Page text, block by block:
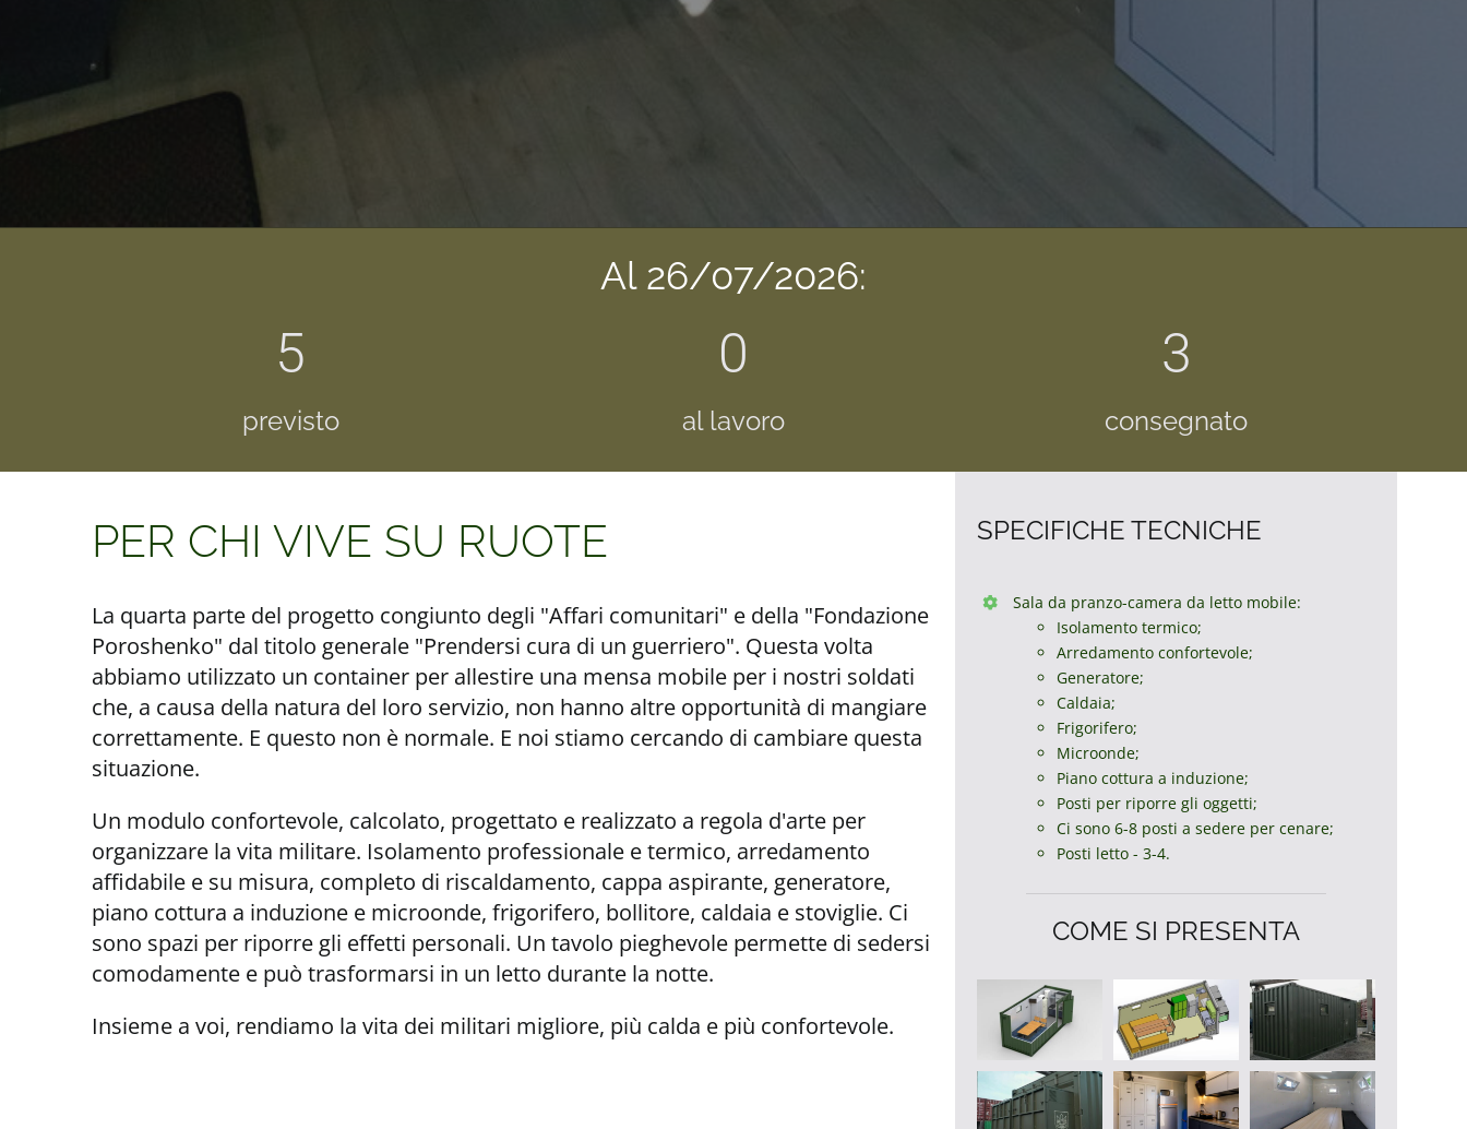
Al 26/07/2026:
5
previsto
0
al lavoro
3
consegnato
PER CHI VIVE SU RUOTE
La quarta parte del progetto congiunto degli "Affari comunitari" e della "Fondazione
Poroshenko" dal titolo generale "Prendersi cura di un guerriero". Questa volta
abbiamo utilizzato un container per allestire una mensa mobile per i nostri soldati
che, a causa della natura del loro servizio, non hanno altre opportunità di mangiare
correttamente. E questo non è normale. E noi stiamo cercando di cambiare questa
situazione.
Un modulo confortevole, calcolato, progettato e realizzato a regola d'arte per
organizzare la vita militare. Isolamento professionale e termico, arredamento
affidabile e su misura, completo di riscaldamento, cappa aspirante, generatore,
piano cottura a induzione e microonde, frigorifero, bollitore, caldaia e stoviglie. Ci
sono spazi per riporre gli effetti personali. Un tavolo pieghevole permette di sedersi
comodamente e può trasformarsi in un letto durante la notte.
Insieme a voi, rendiamo la vita dei militari migliore, più calda e più confortevole.
SPECIFICHE TECNICHE
Sala da pranzo-camera da letto mobile:
Isolamento termico;
Arredamento confortevole;
Generatore;
Caldaia;
Frigorifero;
Microonde;
Piano cottura a induzione;
Posti per riporre gli oggetti;
Ci sono 6-8 posti a sedere per cenare;
Posti letto - 3-4.
COME SI PRESENTA